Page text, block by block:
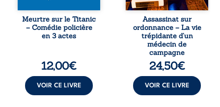
l’épave fait
resurgir un secret
que l’on croyait
perdu. Dans un
oubliés ...
Meurtre sur le Titanic
– Comédie policière
en 3 actes
12,00€
VOIR CE LIVRE
raconte le long
combat qui l’a
conduit à être
écarté du corps
médical, malgré
une décision de
première instance
Assassinat sur
ordonnance – La vie
trépidante d’un
médecin de
campagne
24,50€
VOIR CE LIVRE